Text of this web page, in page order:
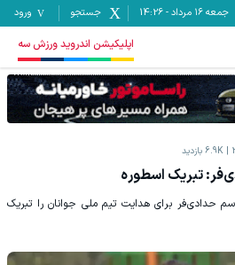
جمعه ۱۶ مرداد -
14:26 جستجو ورود
اپلیکیشن اندروید ورزش سه
6.9K بازدید
تبریک اسطوره
حدادی‌فر برای هدایت تیم ملی جوانان را تبریک